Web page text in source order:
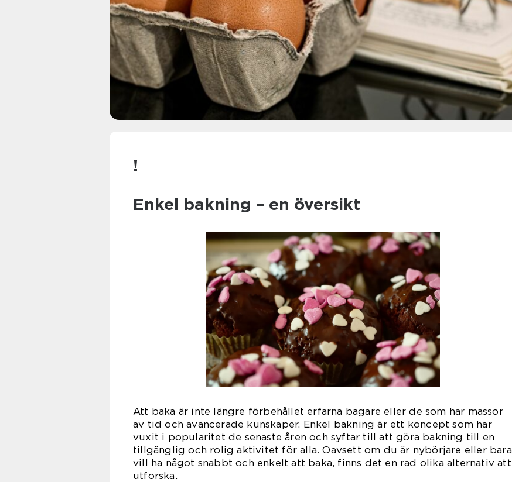
!
Enkel bakning – en översikt
Att baka är inte längre förbehållet erfarna bagare eller de som har massor
av tid och avancerade kunskaper. Enkel bakning är ett koncept som har
vuxit i popularitet de senaste åren och syftar till att göra bakning till en
tillgänglig och rolig aktivitet för alla. Oavsett om du är nybörjare eller bara
vill ha något snabbt och enkelt att baka, finns det en rad olika alternativ att
utforska.